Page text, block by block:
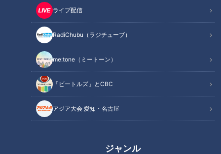
ライブ配信
RadiChubu（ラジチューブ）
me:tone（ミートーン）
「ビートルズ」とCBC
アジア大会 愛知・名古屋
ジャンル
オススメ関連コンテンツ
おかず・総菜部門1位は豪快「海鮮パフェ」！具
材だけで300グラム！